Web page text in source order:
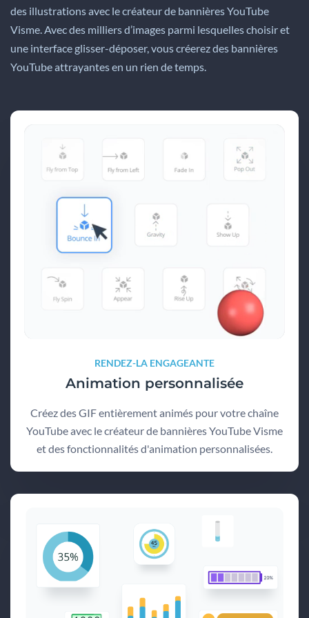
des illustrations avec le créateur de bannières YouTube
Visme. Avec des milliers d’images parmi lesquelles choisir et
une interface glisser-déposer, vous créerez des bannières
YouTube attrayantes en un rien de temps.
RENDEZ-LA ENGAGEANTE
Animation personnalisée
Créez des GIF entièrement animés pour votre chaîne
YouTube avec le créateur de bannières YouTube Visme
et des fonctionnalités d'animation personnalisées.